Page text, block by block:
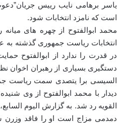
یاسر برهامی نایب رییس
است که نامزد انتخابات شود.
محمد ابوالفتوح از چهره های
انتخابات ریاست جمهوری گذشته به
در قدرت را ندارد از ابوالفتوح
دستگیری بسیاری از رهبران اخوان
السیسی برا یتصدی سمت ریاست
دیدار با محمد ابوالفتوح از وی
القویه رد شد. به گزارش الیوم
دمدمی مزاج است او را فاقد